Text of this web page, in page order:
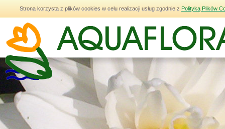
Strona korzysta z plików cookies w celu realizacji usług zgodnie z Polityką Plików